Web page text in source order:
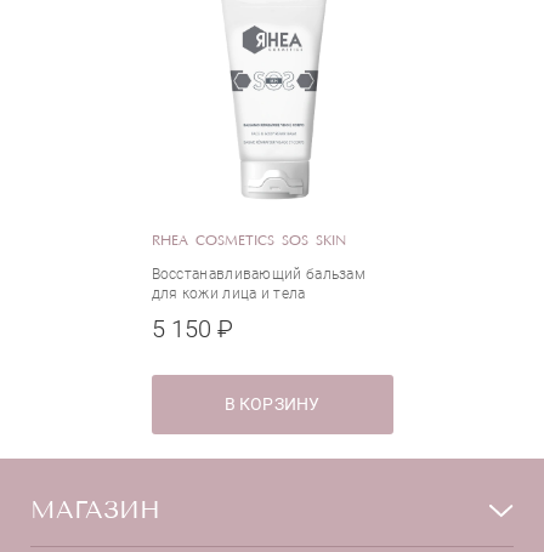
RHEA COSMETICS SOS SKIN
Восстанавливающий бальзам
для кожи лица и тела
5 150 ₽
В КОРЗИНУ
МАГАЗИН